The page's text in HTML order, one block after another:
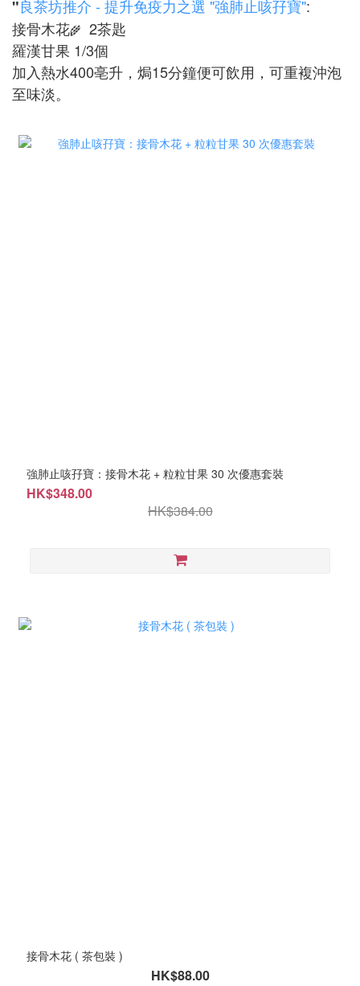
"良茶坊推介 - 提升免疫力之選 "強肺止咳孖寶":
接骨木花🌾 2茶匙
羅漢甘果 1/3個
加入熱水400亳升，焗15分鐘便可飲用，可重複沖泡
至味淡。
強肺止咳孖寶：接骨木花 + 粒粒甘果 30 次優惠套裝
HK$348.00
HK$384.00
接骨木花 ( 茶包裝 )
HK$88.00